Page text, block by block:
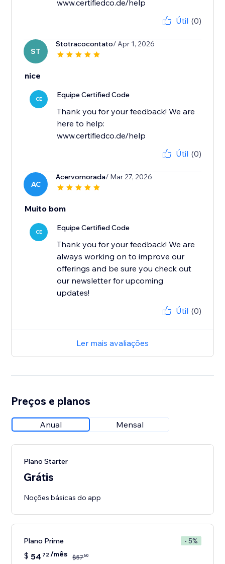
www.certifiedco.de/help
Útil (0)
ST
Stotracocontato/ Apr 1, 2026
nice
CE Equipe Certified Code
Thank you for your feedback! We are
here to help:
www.certifiedco.de/help
Útil (0)
AC
Acervomorada/ Mar 27, 2026
Muito bom
CE Equipe Certified Code
Thank you for your feedback! We are
always working on to improve our
offerings and be sure you check out
our newsletter for upcoming
updates!
Útil (0)
Ler mais avaliações
Preços e planos
Anual Mensal
Plano Starter
Grátis
Noções básicas do app
Plano Prime - 5%
$ 54 72/mês $5760